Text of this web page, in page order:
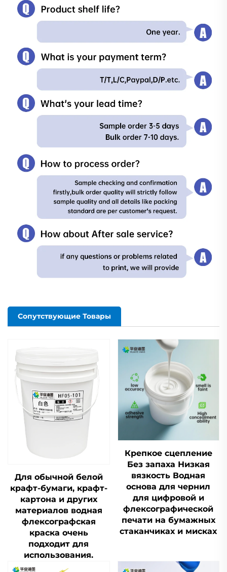
Сопутствующие Товары
Для обычной белой
крафт-бумаги, крафт-
картона и других
материалов водная
флексографская
краска очень
подходит для
использования.
Крепкое сцепление
Без запаха Низкая
вязкость Водная
основа для чернил
для цифровой и
флексографической
печати на бумажных
стаканчиках и мисках